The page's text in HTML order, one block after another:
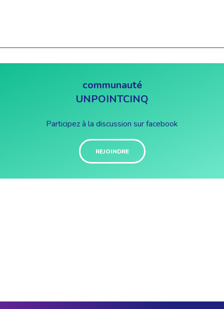
communauté
UNPOINTCINQ
Participez à la discussion sur facebook
REJOINDRE